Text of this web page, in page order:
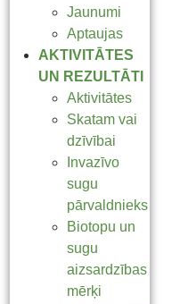
Jaunumi
Aptaujas
AKTIVITĀTES
UN REZULTĀTI
Aktivitātes
Skatam vai
dzīvībai
Invazīvo
sugu
pārvaldnieks
Biotopu un
sugu
aizsardzības
mērķi